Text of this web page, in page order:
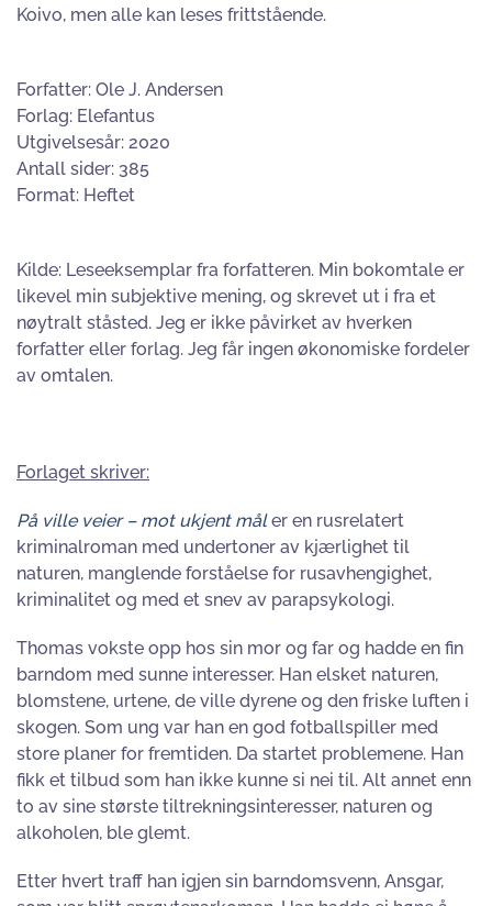
Koivo, men alle kan leses frittstående.
Forfatter: Ole J. Andersen
Forlag: Elefantus
Utgivelsesår: 2020
Antall sider: 385
Format: Heftet
Kilde: Leseeksemplar fra forfatteren. Min bokomtale er
likevel min subjektive mening, og skrevet ut i fra et
nøytralt ståsted. Jeg er ikke påvirket av hverken
forfatter eller forlag. Jeg får ingen økonomiske fordeler
av omtalen.
Forlaget skriver:
På ville veier – mot ukjent måler en rusrelatert
kriminalroman med undertoner av kjærlighet til
naturen, manglende forståelse for rusavhengighet,
kriminalitet og med et snev av parapsykologi.
Thomas vokste opp hos sin mor og far og hadde en fin
barndom med sunne interesser. Han elsket naturen,
blomstene, urtene, de ville dyrene og den friske luften i
skogen. Som ung var han en god fotballspiller med
store planer for fremtiden. Da startet problemene. Han
fikk et tilbud som han ikke kunne si nei til. Alt annet enn
to av sine største tiltrekningsinteresser, naturen og
alkoholen, ble glemt.
Etter hvert traff han igjen sin barndomsvenn, Ansgar,